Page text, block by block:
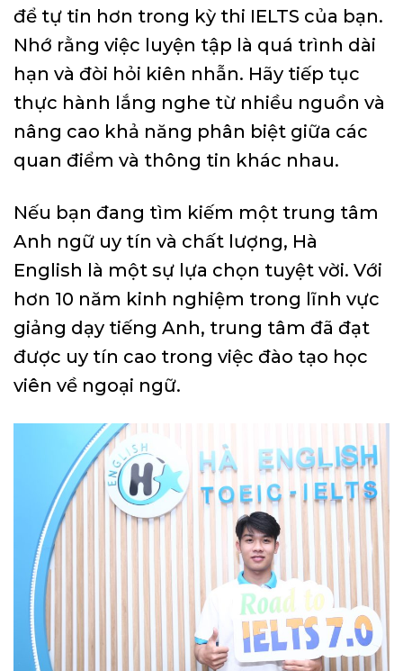
để tự tin hơn trong kỳ thi IELTS của bạn.
Nhớ rằng việc luyện tập là quá trình dài
hạn và đòi hỏi kiên nhẫn. Hãy tiếp tục
thực hành lắng nghe từ nhiều nguồn và
nâng cao khả năng phân biệt giữa các
quan điểm và thông tin khác nhau.
Nếu bạn đang tìm kiếm một trung tâm
Anh ngữ uy tín và chất lượng, Hà
English là một sự lựa chọn tuyệt vời. Với
hơn 10 năm kinh nghiệm trong lĩnh vực
giảng dạy tiếng Anh, trung tâm đã đạt
được uy tín cao trong việc đào tạo học
viên về ngoại ngữ.